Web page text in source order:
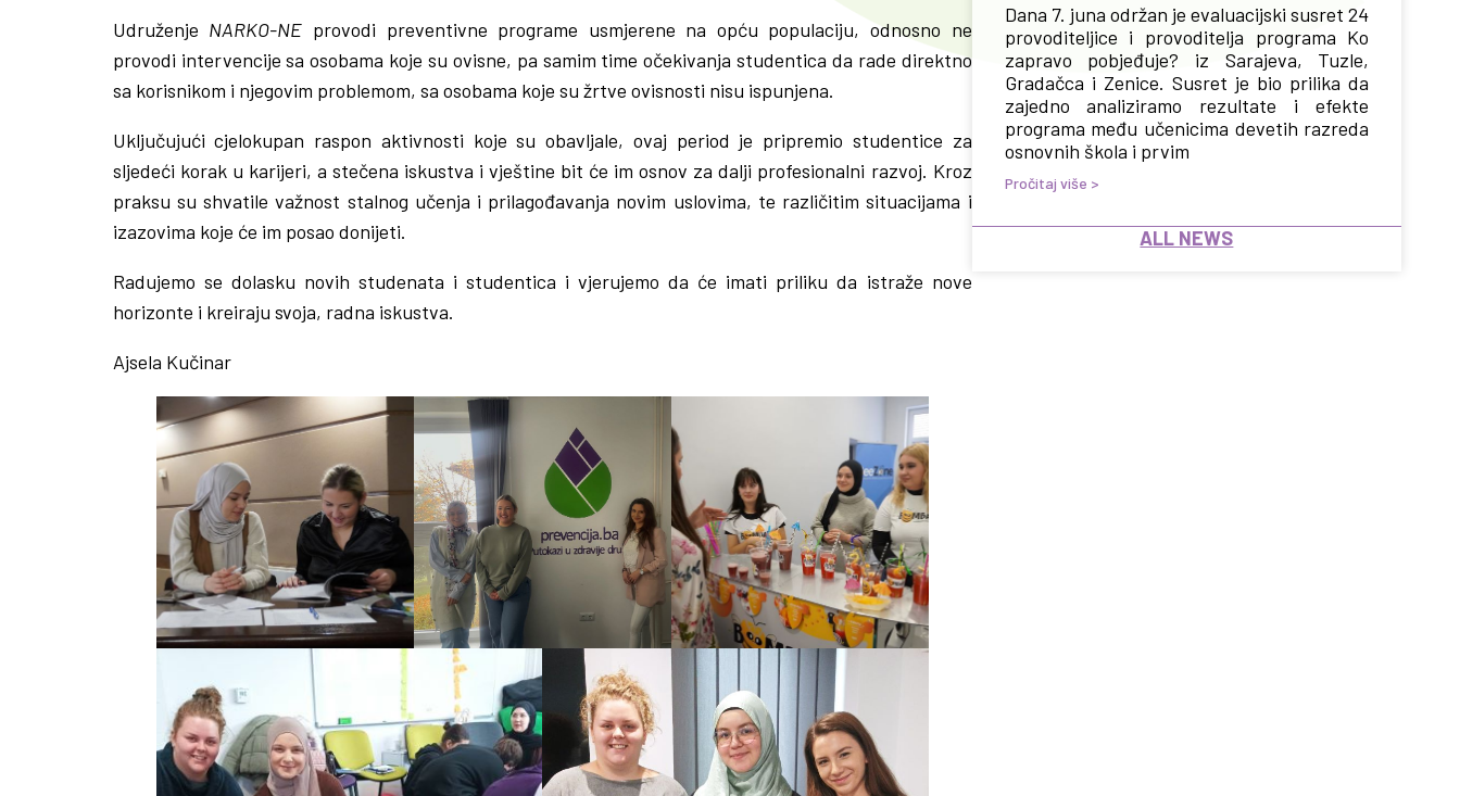
Udruženje NARKO-NE provodi preventivne programe usmjerene na opću populaciju, odnosno ne
provodi intervencije sa osobama koje su ovisne, pa samim time očekivanja studentica da rade direktno
sa korisnikom i njegovim problemom, sa osobama koje su žrtve ovisnosti nisu ispunjena.
Uključujući cjelokupan raspon aktivnosti koje su obavljale, ovaj period je pripremio studentice za
sljedeći korak u karijeri, a stečena iskustva i vještine bit će im osnov za dalji profesionalni razvoj. Kroz
praksu su shvatile važnost stalnog učenja i prilagođavanja novim uslovima, te različitim situacijama i
izazovima koje će im posao donijeti.
Radujemo se dolasku novih studenata i studentica i vjerujemo da će imati priliku da istraže nove
horizonte i kreiraju svoja, radna iskustva.
Ajsela Kučinar
Dana 7. juna održan je evaluacijski susret 24
provoditeljice i provoditelja programa Ko
zapravo pobjeđuje? iz Sarajeva, Tuzle,
Gradačca i Zenice. Susret je bio prilika da
zajedno analiziramo rezultate i efekte
programa među učenicima devetih razreda
osnovnih škola i prvim
Pročitaj više >
ALL NEWS